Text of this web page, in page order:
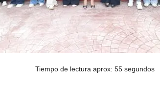
Tiempo de lectura aprox: 55 segundos